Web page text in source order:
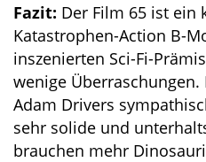
Fazit: Der Film 65 ist ein
Katastrophen-Action B-
inszenierten Sci-Fi-
wenige
Adam Drivers
sehr solide und
brauchen mehr